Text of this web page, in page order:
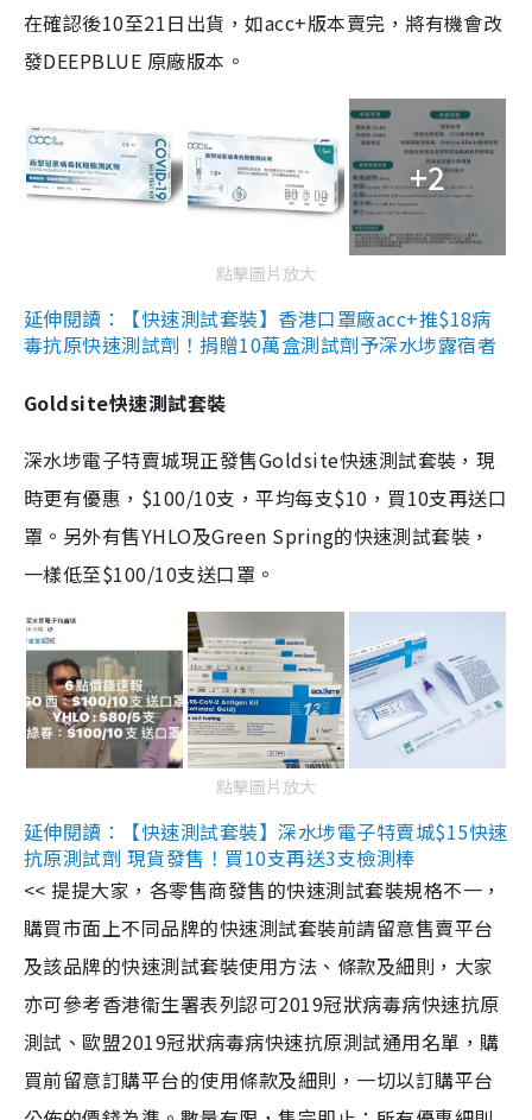
在確認後10至21日出貨，如acc+版本賣完，將有機會改
發DEEPBLUE 原廠版本。
+2
點擊圖片放大
延伸閱讀：【快速測試套裝】香港口罩廠acc+推$18病
毒抗原快速測試劑！捐贈10萬盒測試劑予深水埗露宿者
Goldsite快速測試套裝
深水埗電子特賣城現正發售Goldsite快速測試套裝，現
時更有優惠，$100/10支，平均每支$10，買10支再送口
罩。另外有售YHLO及Green Spring的快速測試套裝，
一樣低至$100/10支送口罩。
點擊圖片放大
延伸閱讀：【快速測試套裝】深水埗電子特賣城$15快速
抗原測試劑 現貨發售！買10支再送3支檢測棒
<< 提提大家，各零售商發售的快速測試套裝規格不一，
購買市面上不同品牌的快速測試套裝前請留意售賣平台
及該品牌的快速測試套裝使用方法、條款及細則，大家
亦可參考香港衞生署表列認可2019冠狀病毒病快速抗原
測試、歐盟2019冠狀病毒病快速抗原測試通用名單，購
買前留意訂購平台的使用條款及細則，一切以訂購平台